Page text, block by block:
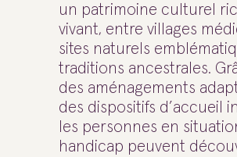
un patrimoine culturel
vivant, entre villages
sites naturels
traditions ancestrales.
des aménagements
des dispositifs d’accueil
les personnes en
handicap peuvent